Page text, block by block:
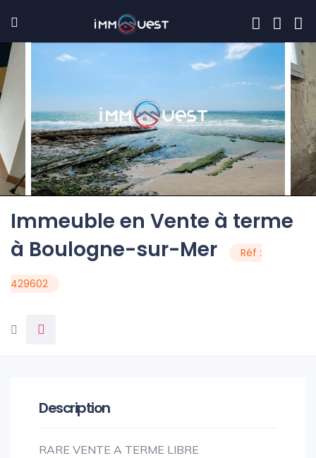
Immeuble en Vente à terme
à Boulogne-sur-Mer
Réf :
429602
Description
RARE VENTE A TERME LIBRE